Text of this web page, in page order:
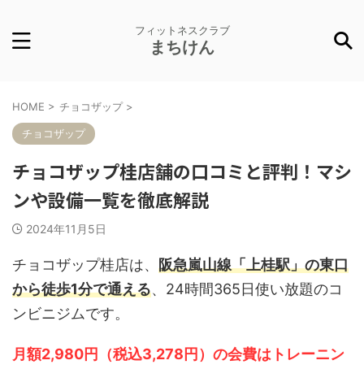
フィットネスクラブ
まちけん
HOME > チョコザップ >
チョコザップ
チョコザップ桂店舗の口コミと評判！マシ
ンや設備一覧を徹底解説
2024年11月5日
チョコザップ桂店は、 阪急嵐山線「上桂駅」の東口
から徒歩1分で通える、24時間365日使い放題のコ
ンビニジムです。
月額2,980円（税込3,278円）の会費はトレーニン